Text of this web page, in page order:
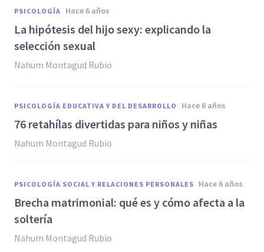
PSICOLOGÍA hace 6 años
La hipótesis del hijo sexy: explicando la
selección sexual
Nahum Montagud Rubio
PSICOLOGÍA EDUCATIVA Y DEL DESARROLLO hace 6 años
76 retahílas divertidas para niños y niñas
Nahum Montagud Rubio
PSICOLOGÍA SOCIAL Y RELACIONES PERSONALES hace 6 años
Brecha matrimonial: qué es y cómo afecta a la
soltería
Nahum Montagud Rubio